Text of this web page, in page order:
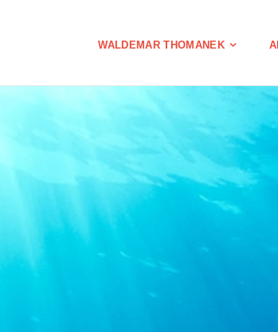
WALDEMAR THOMANEK